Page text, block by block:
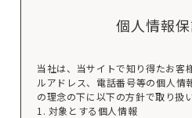
個人情報
当社は、当サイトで知り得たお客
ルアドレス、電話番号等の個人情
の理念の下に以下の方針で取り扱い
1. 対象とする個人情報